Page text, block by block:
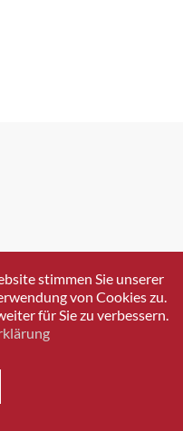
stimmen Sie unserer
von Cookies zu.
für Sie zu verbessern.